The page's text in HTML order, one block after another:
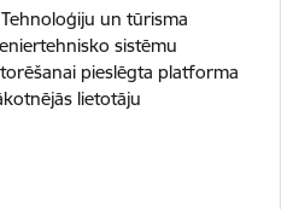
un tūrisma
sistēmu
pieslēgta platforma
lietotāju